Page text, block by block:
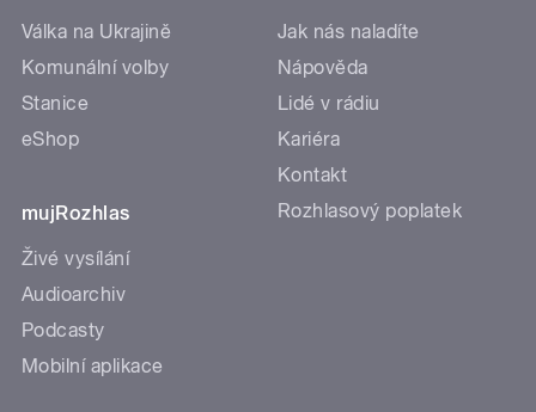
Válka na Ukrajině
Komunální volby
Stanice
eShop
mujRozhlas
Živé vysílání
Audioarchiv
Podcasty
Mobilní aplikace
Jak nás naladíte
Nápověda
Lidé v rádiu
Kariéra
Kontakt
Rozhlasový poplatek